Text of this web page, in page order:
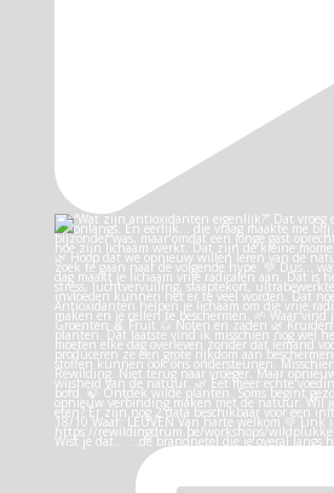
Wist je dat… …de brandnetel die je overal langs h